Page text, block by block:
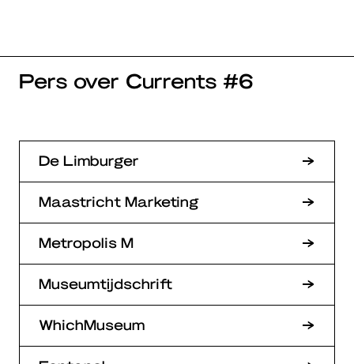
Pers over Currents #6
De Limburger
Maastricht Marketing
Metropolis M
Museumtijdschrift
WhichMuseum